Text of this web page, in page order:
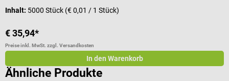
Inhalt: 5000 Stück (€ 0,01 / 1 Stück)
€ 35,94*
Preise inkl. MwSt. zzgl. Versandkosten
In den Warenkorb
Ähnliche Produkte